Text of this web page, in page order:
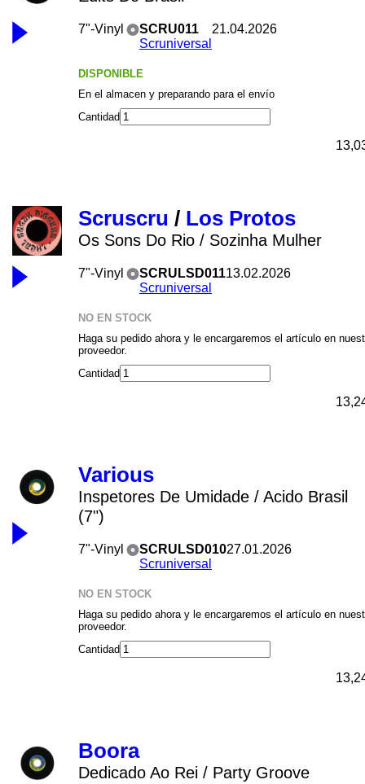
7"-Vinyl
SCRU011
Scruniversal
21.04.2026
DISPONIBLE
En el almacen y preparando para el envío
Cantidad
Scruscru / Los Protos
Os Sons Do Rio / Sozinha Mulher
7"-Vinyl
SCRULSD011
Scruniversal
13.02.2026
NO EN STOCK
Haga su pedido ahora y le encargaremos el artículo en
proveedor.
Cantidad
Various
Inspetores De Umidade / Acido Brasil
(7")
7"-Vinyl
SCRULSD010
Scruniversal
27.01.2026
NO EN STOCK
Haga su pedido ahora y le encargaremos el artículo en
proveedor.
Cantidad
Boora
Dedicado Ao Rei / Party Groove